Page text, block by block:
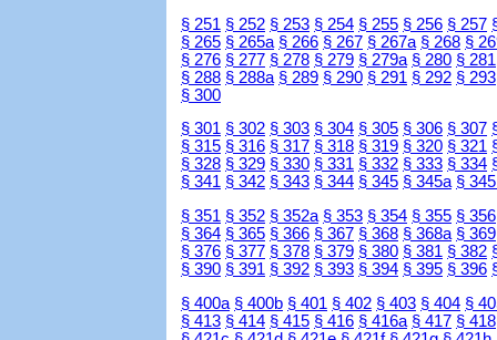
§ 251 § 252 § 253 § 254 § 255 § 256 § 257
§ 265 § 265a § 266 § 267 § 267a § 268 §
§ 276 § 277 § 278 § 279 § 279a § 280 § 281
§ 288 § 288a § 289 § 290 § 291 § 292 § 293
§ 300
§ 301 § 302 § 303 § 304 § 305 § 306 § 307
§ 315 § 316 § 317 § 318 § 319 § 320 § 321
§ 328 § 329 § 330 § 331 § 332 § 333 § 334
§ 341 § 342 § 343 § 344 § 345 § 345a §
§ 351 § 352 § 352a § 353 § 354 § 355 § 356
§ 364 § 365 § 366 § 367 § 368 § 368a § 369
§ 376 § 377 § 378 § 379 § 380 § 381 § 382
§ 390 § 391 § 392 § 393 § 394 § 395 § 396
§ 400a § 400b § 401 § 402 § 403 § 404 §
§ 413 § 414 § 415 § 416 § 416a § 417 § 418